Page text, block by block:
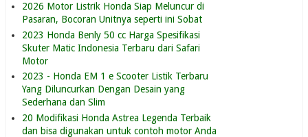
2026 Motor Listrik Honda Siap Meluncur di
Pasaran, Bocoran Unitnya seperti ini Sobat
2023 Honda Benly 50 cc Harga Spesifikasi
Skuter Matic Indonesia Terbaru dari Safari
Motor
2023 - Honda EM 1 e Scooter Listik Terbaru
Yang Diluncurkan Dengan Desain yang
Sederhana dan Slim
20 Modifikasi Honda Astrea Legenda Terbaik
dan bisa digunakan untuk contoh motor Anda